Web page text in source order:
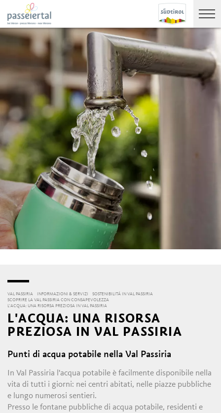
VAL PASSIRIA INFORMAZIONI & SERVIZI
SOSTENIBILITÁ IN VAL PASSIRIA
SCOPRIRE LA VAL PASSIRIA CON CONSAPEVOLEZZA
L'ACQUA: UNA RISORSA PREZIOSA IN VAL PASSIRIA
L'ACQUA: UNA RISORSA
PREZIOSA IN VAL PASSIRIA
Punti di acqua potabile nella Val Passiria
In Val Passiria l'acqua potabile è facilmente disponibile nella
vita di tutti i giorni: nei centri abitati, nelle piazze pubbliche
e lungo numerosi sentieri.
Presso le fontane pubbliche di acqua potabile, residenti e